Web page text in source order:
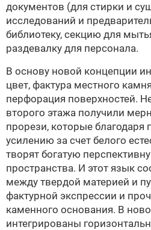
документов (для стирки и
исследований и
библиотеку, секцию для
раздевалку для персонала.
В основу новой концепции
цвет, фактура местного
перфорация поверхностей.
второго этажа получили
прорези, которые
усилению за счет белого
творят богатую
пространства. И этот язык
между твердой материей и
фактурной экспрессии и
каменного основания. В
интегрированы